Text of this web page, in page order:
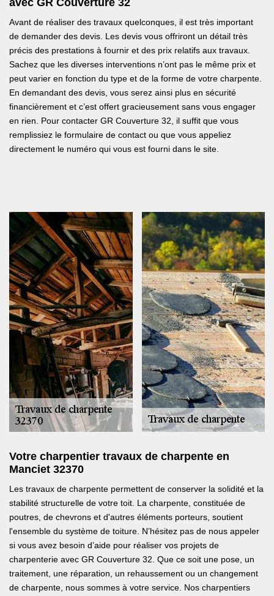
avec GR Couverture 32
Avant de réaliser des travaux quelconques, il est très important
de demander des devis. Les devis vous offriront un détail très
précis des prestations à fournir et des prix relatifs aux travaux.
Sachez que les diverses interventions n’ont pas le même prix et
peut varier en fonction du type et de la forme de votre charpente.
En demandant des devis, vous serez ainsi plus en sécurité
financièrement et c’est offert gracieusement sans vous engager
en rien. Pour contacter GR Couverture 32, il suffit que vous
remplissiez le formulaire de contact ou que vous appeliez
directement le numéro qui vous est fourni dans le site.
Votre charpentier travaux de charpente en
Manciet 32370
Les travaux de charpente permettent de conserver la solidité et la
stabilité structurelle de votre toit. La charpente, constituée de
poutres, de chevrons et d'autres éléments porteurs, soutient
l'ensemble du système de toiture. N’hésitez pas de nous appeler
si vous avez besoin d’aide pour réaliser vos projets de
charpenterie avec GR Couverture 32. Que ce soit une pose, un
traitement, une réparation, un rehaussement ou un changement
de charpente, nous sommes à votre service. Nos charpentiers